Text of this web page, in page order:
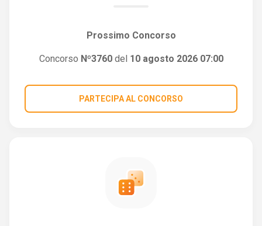
Prossimo Concorso
Concorso Nº3760del 10 agosto 2026 07:00
PARTECIPA AL CONCORSO